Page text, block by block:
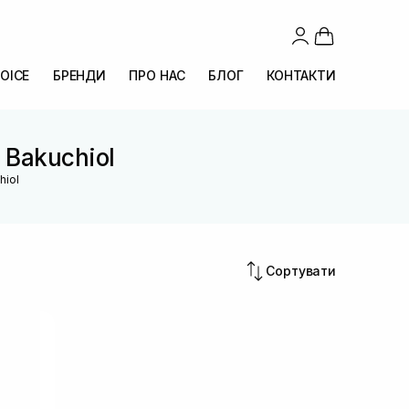
БРЕНДИ ПРО НАС БЛОГ КОНТАКТИ
Bakuchiol
Сортувати